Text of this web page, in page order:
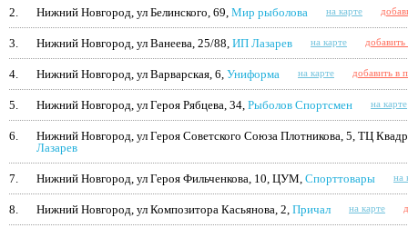
2. Нижний Новгород, ул Белинского, 69, Мир рыболова на карте
3. Нижний Новгород, ул Ванеева, 25/88, ИП Лазарев на карте
4. Нижний Новгород, ул Варварская, 6, Униформа на карте добавить в
5. Нижний Новгород, ул Героя Рябцева, 34, Рыболов Спортсмен на карте
6.
Нижний Новгород, ул Героя Советского Союза Плотникова, 5, ТЦ
Лазарев
7. Нижний Новгород, ул Героя Фильченкова, 10, ЦУМ, Спорттовары на
8. Нижний Новгород, ул Композитора Касьянова, 2, Причал на карте